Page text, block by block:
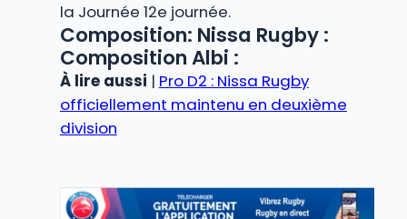
la Journée 12e journée.
Composition: Nissa Rugby :
Composition Albi :
À lire aussi | Pro D2 : Nissa Rugby
officiellement maintenu en deuxième
division